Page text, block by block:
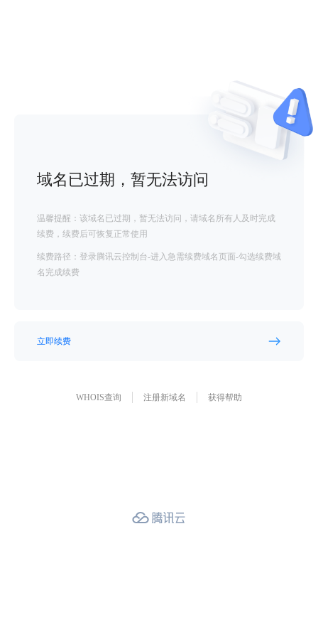
域名已过期，暂无法访问
温馨提醒：该域名已过期，暂无法访问，请域名所有人及时完成
续费，续费后可恢复正常使用
续费路径：登录腾讯云控制台-进入急需续费域名页面-勾选续费域
名完成续费
立即续费
WHOIS查询 注册新域名 获得帮助